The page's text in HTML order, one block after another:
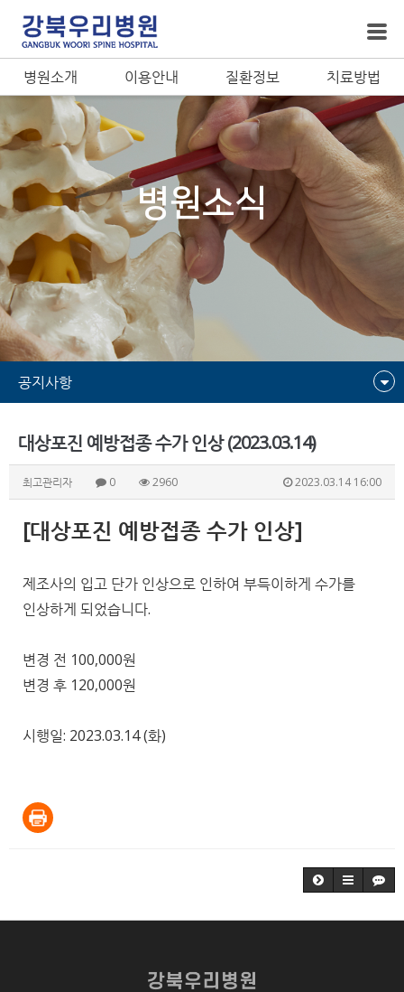
병원소개 이용안내 질환정보 치료방법
병원소식
공지사항
대상포진 예방접종 수가 인상 (2023.03.14)
최고관리자 0 2960 2023.03.14 16:00
[대상포진 예방접종 수가 인상]
제조사의 입고 단가 인상으로 인하여 부득이하게 수가를
인상하게 되었습니다.
변경 전 100,000원
​변경 후 120,000원
시행일: 2023.03.14 (화)